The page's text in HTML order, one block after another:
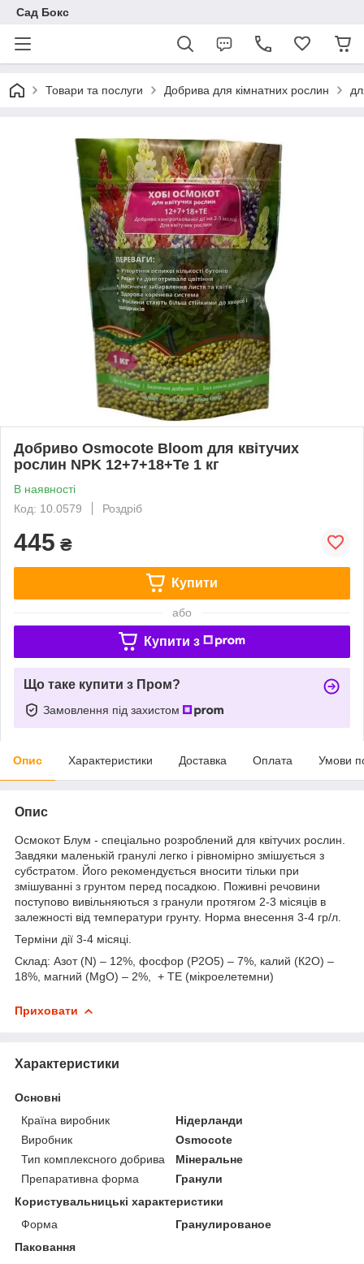
Сад Бокс
Товари та послуги Добрива для кімнатних рослин
Добриво Osmocote Bloom для квітучих
рослин NPK 12+7+18+Te 1 кг
В наявності
Код: 10.0579
Роздріб
445 ₴
Купити
або
Купити з
Що таке купити з Пром?
Замовлення під захистом
Опис Характеристики Доставка Оплата Умови
Опис
Осмокот Блум - спеціально розроблений для квітучих рослин.
Завдяки маленькій гранулі легко і рівномірно змішується з
субстратом. Його рекомендується вносити тільки при
змішуванні з грунтом перед посадкою. Поживні речовини
поступово вивільняються з гранули протягом 2-3 місяців в
залежності від температури грунту. Норма внесення 3-4 гр/л.
Терміни дії 3-4 місяці.
Склад: Азот (N) – 12%, фосфор (P2О5) – 7%, калий (К2О) –
18%, магний (MgO) – 2%, + TE (мікроелетемни)
Приховати
Характеристики
Основні
Країна виробник
Нідерланди
Виробник
Osmocote
Тип комплексного добрива
Мінеральне
Препаративна форма
Гранули
Користувальницькі характеристики
Форма
Гранулированое
Паковання